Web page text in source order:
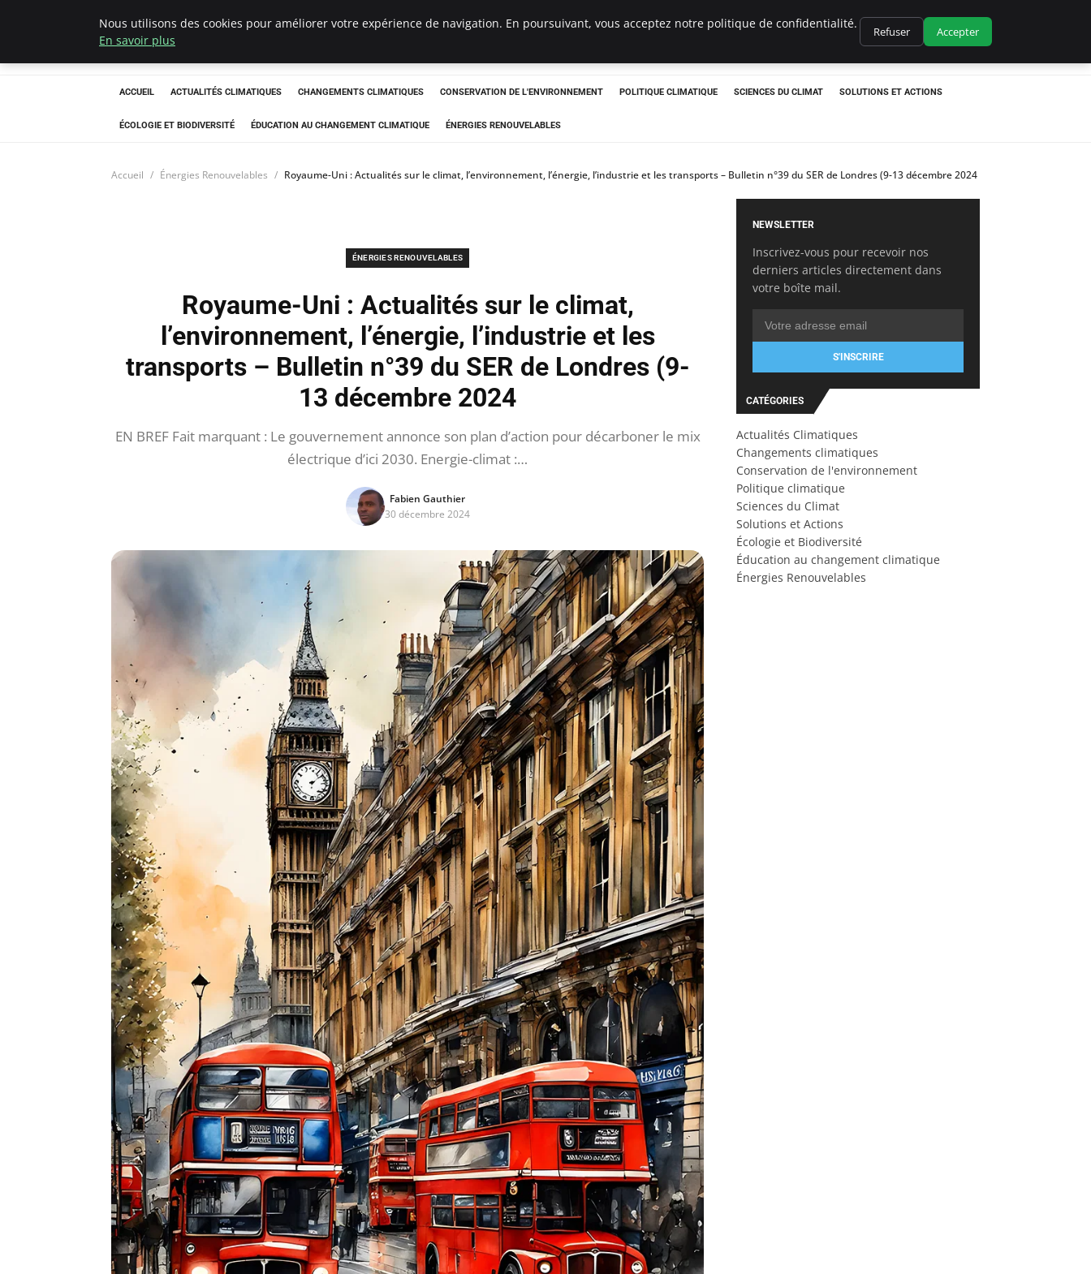
Climatedebtagents
ACCUEIL ACTUALITÉS CLIMATIQUES CHANGEMENTS CLIMATIQUES CONSERVATION DE L'ENVIRONNEMENT POLITIQUE CLIMATIQUE SCIENCES DU CLIMAT SOLUTIONS ET ACTIONS
ÉCOLOGIE ET BIODIVERSITÉ ÉDUCATION AU CHANGEMENT CLIMATIQUE ÉNERGIES RENOUVELABLES
Accueil Énergies Renouvelables Royaume-Uni : Actualités sur le climat, l’environnement, l’énergie, l’industrie et les transports – Bulletin n°39 du SER de Londres (9-13 décembre 2024
ÉNERGIES RENOUVELABLES
Royaume-Uni : Actualités sur le climat,
l’environnement, l’énergie, l’industrie et les
transports – Bulletin n°39 du SER de Londres (9-
13 décembre 2024
EN BREF Fait marquant : Le gouvernement annonce son plan d’action pour décarboner le mix
électrique d’ici 2030. Energie-climat :…
Fabien Gauthier
30 décembre 2024
NEWSLETTER
Inscrivez-vous pour recevoir nos
derniers articles directement dans
votre boîte mail.
S'INSCRIRE
CATÉGORIES
Actualités Climatiques
Changements climatiques
Conservation de l'environnement
Politique climatique
Sciences du Climat
Solutions et Actions
Écologie et Biodiversité
Éducation au changement climatique
Énergies Renouvelables
Nous utilisons des cookies pour améliorer votre expérience de navigation. En poursuivant, vous acceptez notre politique de confidentialité.
En savoir plus
Refuser Accepter